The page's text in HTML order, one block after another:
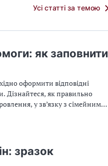
Усі статті за темою
як заповнити
оформити відповідні
Дізнайтеся, як правильно
у зв’язку з сімейними
зразок